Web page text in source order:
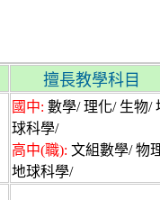
擅長教學科目
國中: 數學/ 理化/ 生物/
球科學/
高中(職): 文組數學/ 物
地球科學/